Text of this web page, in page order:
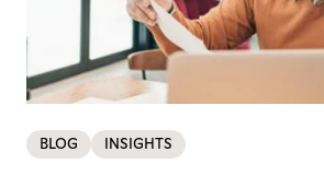
BLOG INSIGHTS